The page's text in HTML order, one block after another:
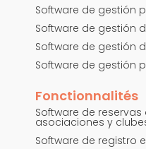
Software de gestión
Software de gestión
Software de gestión
Software de gestión
Fonctionnalités
Software de
asociaciones y
Software de registro